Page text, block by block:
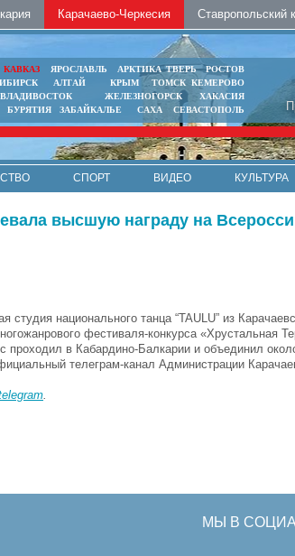
Карачаево-Черкесия Ставропольский
КАВКАЗ ЯРОСЛАВЛЬ АРКТИКА ТВЕРЬ
РОСТОВ
АЛТАЙ КРЫМ ТОМСК КЕМЕРОВО
ВЛАДИВОСТОК ЖЕЛЕЗНОГОРСК
ХАКАСИЯ
БУРЯТИЯ ЗАБАЙКАЛЬЕ САХА СЕВАСТОПОЛЬ
СПОРТ ВИДЕО КУЛЬТУРА
высшую награду на
студия национального танца “TAULU” из
фестиваля-конкурса «Хрустальная
проходил в Кабардино-Балкарии и объединил
телеграм-канал Администрации
МЫ В